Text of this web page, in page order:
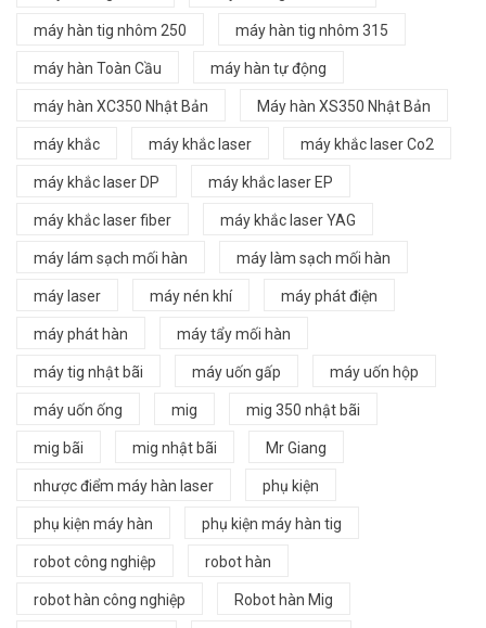
máy hàn tig nhôm 250 máy hàn tig nhôm 315
máy hàn Toàn Cầu máy hàn tự động
máy hàn XC350 Nhật Bản Máy hàn XS350 Nhật Bản
máy khắc máy khắc laser máy khắc laser Co2
máy khắc laser DP máy khắc laser EP
máy khắc laser fiber máy khắc laser YAG
máy lám sạch mối hàn máy làm sạch mối hàn
máy laser máy nén khí máy phát điện
máy phát hàn máy tẩy mối hàn
máy tig nhật bãi máy uốn gấp máy uốn hộp
máy uốn ống mig mig 350 nhật bãi
mig bãi mig nhật bãi Mr Giang
nhược điểm máy hàn laser phụ kiện
phụ kiện máy hàn phụ kiện máy hàn tig
robot công nghiệp robot hàn
robot hàn công nghiệp Robot hàn Mig